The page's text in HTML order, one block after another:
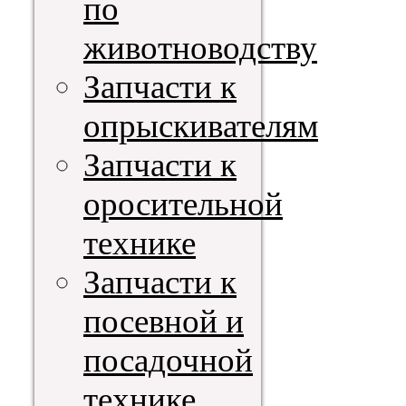
по
животноводству
Запчасти к
опрыскивателям
Запчасти к
оросительной
технике
Запчасти к
посевной и
посадочной